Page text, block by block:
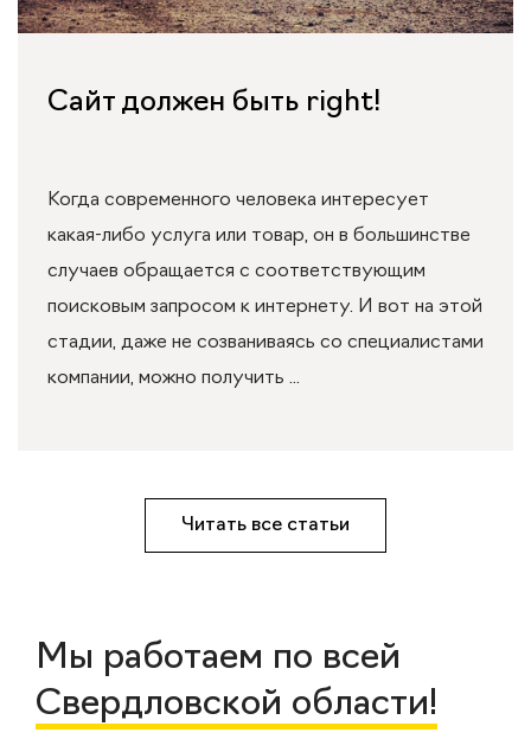
Сайт должен быть right!
Когда современного человека интересует
какая-либо услуга или товар, он в большинстве
случаев обращается с соответствующим
поисковым запросом к интернету. И вот на этой
стадии, даже не созваниваясь со специалистами
компании, можно получить ...
Читать все статьи
Мы работаем по всей
Свердловской области!